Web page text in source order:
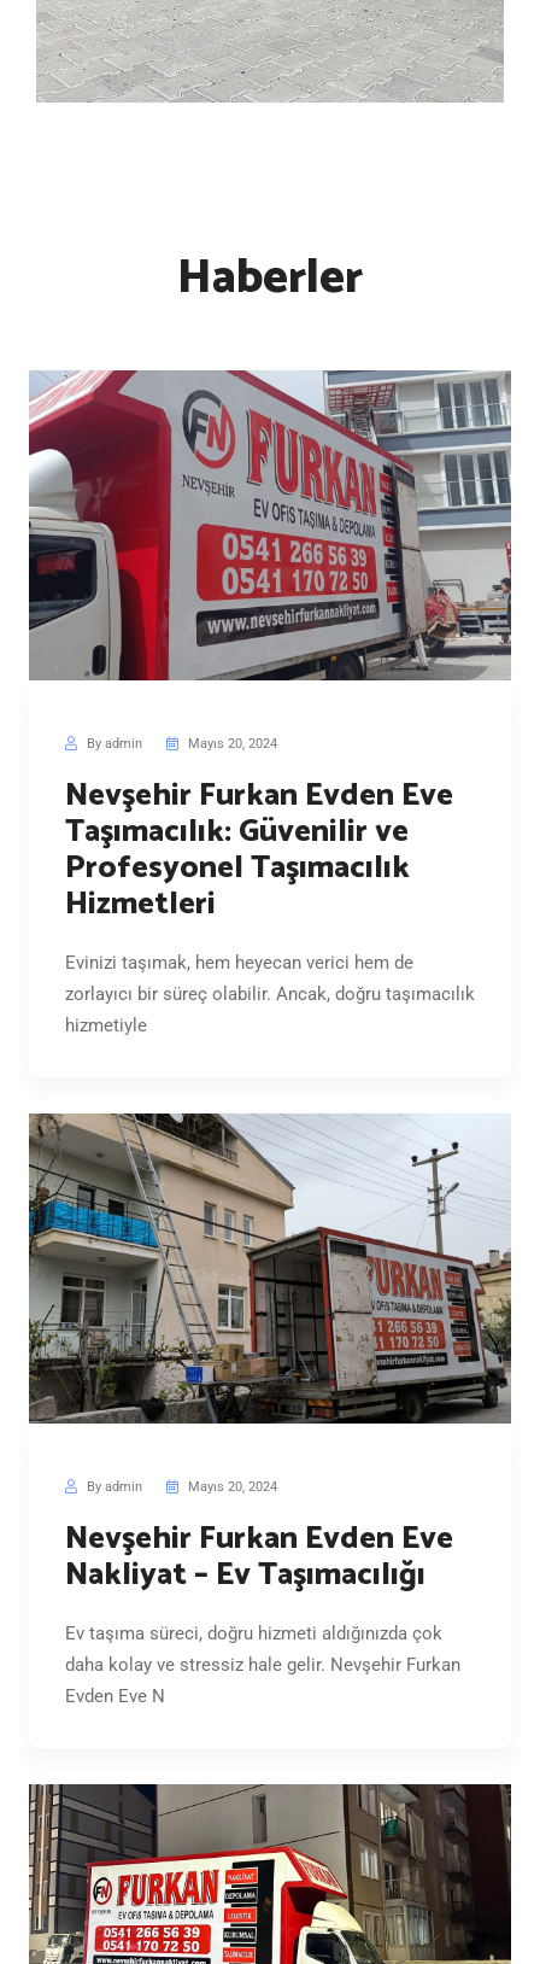
Haberler
By admin Mayıs 20, 2024
Nevşehir Furkan Evden Eve
Taşımacılık: Güvenilir ve
Profesyonel Taşımacılık
Hizmetleri
Evinizi taşımak, hem heyecan verici hem de
zorlayıcı bir süreç olabilir. Ancak, doğru taşımacılık
hizmetiyle
By admin Mayıs 20, 2024
Nevşehir Furkan Evden Eve
Nakliyat – Ev Taşımacılığı
Ev taşıma süreci, doğru hizmeti aldığınızda çok
daha kolay ve stressiz hale gelir. Nevşehir Furkan
Evden Eve N